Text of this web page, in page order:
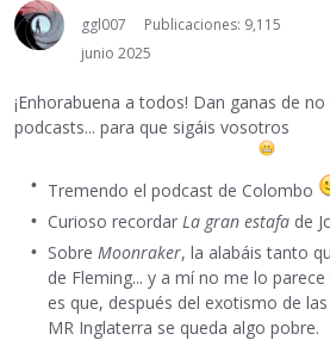
ggl007
Publicaciones: 9,115
junio 2025
¡Enhorabuena a todos! Dan ganas de
podcasts... para que sigáis vosotros
Tremendo el podcast de Colombo
Curioso recordar La gran estafa de
Sobre Moonraker, la alabáis tanto
de Fleming... y a mí no me lo
es que, después del exotismo de
MR Inglaterra se queda algo pobre.